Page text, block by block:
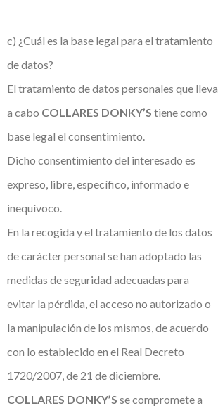
c) ¿Cuál es la base legal para el tratamiento
de datos?
El tratamiento de datos personales que lleva
a cabo COLLARES DONKY’S tiene como
base legal el consentimiento.
Dicho consentimiento del interesado es
expreso, libre, específico, informado e
inequívoco.
En la recogida y el tratamiento de los datos
de carácter personal se han adoptado las
medidas de seguridad adecuadas para
evitar la pérdida, el acceso no autorizado o
la manipulación de los mismos, de acuerdo
con lo establecido en el Real Decreto
1720/2007, de 21 de diciembre.
COLLARES DONKY’S se compromete a